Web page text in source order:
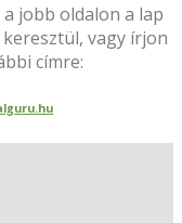
jobb oldalon a lap
vagy írjon
címre: